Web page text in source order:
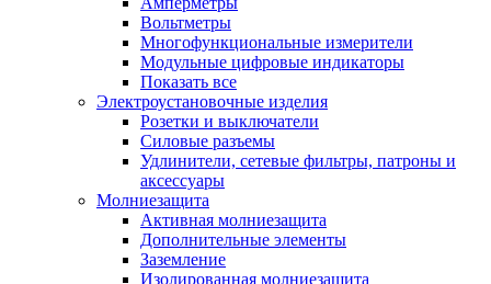
Вольтметры
Многофункциональные измерители
Модульные цифровые индикаторы
Показать все
Электроустановочные изделия
Розетки и выключатели
Силовые разъемы
Удлинители, сетевые фильтры, патроны и
аксессуары
Молниезащита
Активная молниезащита
Дополнительные элементы
Заземление
Изолированная молниезащита